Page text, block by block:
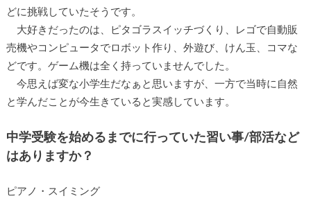
どに挑戦していたそうです。
大好きだったのは、ピタゴラスイッチづくり、レゴで自動販
売機やコンピュータでロボット作り、外遊び、けん玉、コマな
どです。ゲーム機は全く持っていませんでした。
今思えば変な小学生だなぁと思いますが、一方で当時に自然
と学んだことが今生きていると実感しています。
中学受験を始めるまでに行っていた習い事/部活など
はありますか？
ピアノ・スイミング